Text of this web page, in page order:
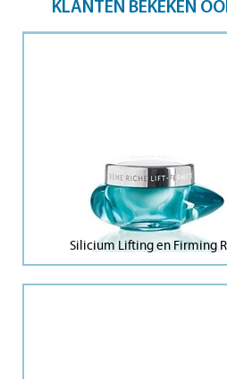
KLANTEN BEKEKEN
Silicium Lifting en Firming